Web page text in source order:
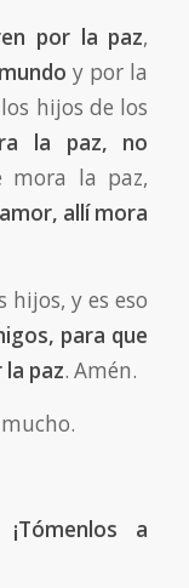
por la paz,
y por la
los hijos de los
la paz, no
mora la paz,
allí mora
hijos, y es eso
para que
paz. Amén.
¡Tómenlos a